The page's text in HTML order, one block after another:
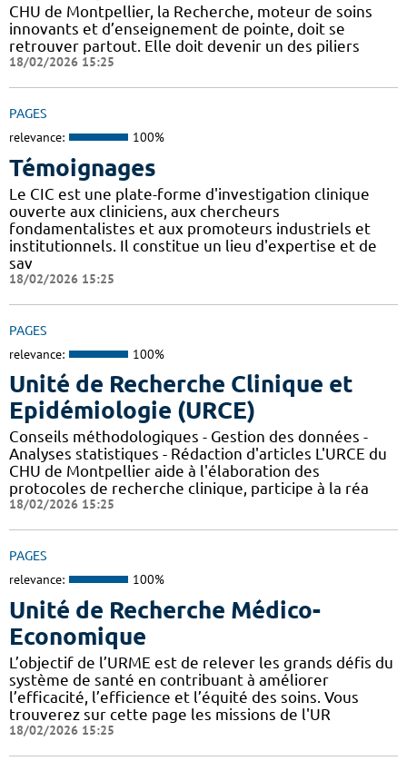
CHU de Montpellier, la Recherche, moteur de soins
innovants et d’enseignement de pointe, doit se
retrouver partout. Elle doit devenir un des piliers
18/02/2026 15:25
PAGES
relevance: 100%
Témoignages
Le CIC est une plate-forme d'investigation clinique
ouverte aux cliniciens, aux chercheurs
fondamentalistes et aux promoteurs industriels et
institutionnels. Il constitue un lieu d'expertise et de
sav
18/02/2026 15:25
PAGES
relevance: 100%
Unité de Recherche Clinique et
Epidémiologie (URCE)
Conseils méthodologiques - Gestion des données -
Analyses statistiques - Rédaction d'articles L'URCE du
CHU de Montpellier aide à l'élaboration des
protocoles de recherche clinique, participe à la réa
18/02/2026 15:25
PAGES
relevance: 100%
Unité de Recherche Médico-
Economique
L’objectif de l’URME est de relever les grands défis du
système de santé en contribuant à améliorer
l’efficacité, l’efficience et l’équité des soins. Vous
trouverez sur cette page les missions de l'UR
18/02/2026 15:25